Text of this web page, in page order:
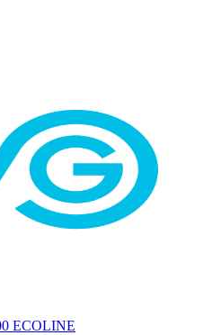
ECOLINE